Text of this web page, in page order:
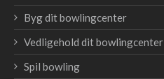
Byg dit bowlingcenter
Vedligehold dit bowlingcenter
Spil bowling